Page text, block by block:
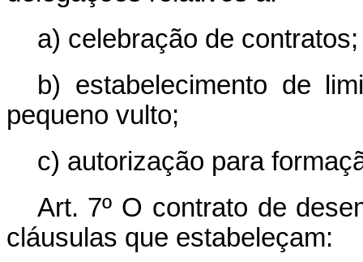
a) celebração de contratos;
b) estabelecimento de
pequeno vulto;
c) autorização para
Art. 7º O contrato de
cláusulas que estabeleçam: